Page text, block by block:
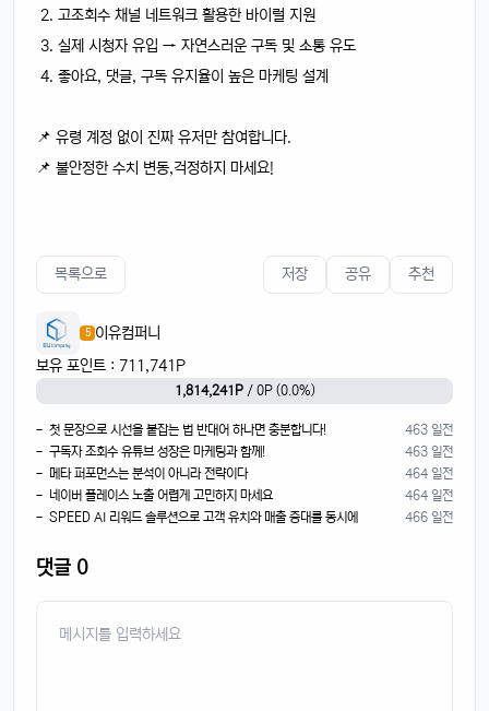
고조회수 채널 네트워크 활용한 바이럴 지원
실제 시청자 유입 → 자연스러운 구독 및 소통 유도
좋아요, 댓글, 구독 유지율이 높은 마케팅 설계
📌 유령 계정 없이 진짜 유저만 참여합니다.
📌 불안정한 수치 변동,걱정하지 마세요!
목록으로 저장 공유 추천
5 이유컴퍼니
보유 포인트 : 711,741P
1,814,241P/ 0P (0.0%)
- 첫 문장으로 시선을 붙잡는 법 반대어 하나면 충분합니다!
463 일전
- 구독자 조회수 유튜브 성장은 마케팅과 함께!
463 일전
- 메타 퍼포먼스는 분석이 아니라 전략이다
464 일전
- 네이버 플레이스 노출 어렵게 고민하지 마세요
464 일전
- SPEED AI 리워드 솔루션으로 고객 유치와 매출 증대를 동시에
466 일전
댓글 0